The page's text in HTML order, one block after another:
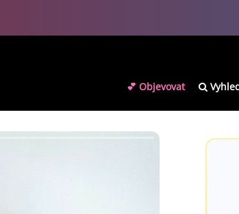
💕 Objevovat